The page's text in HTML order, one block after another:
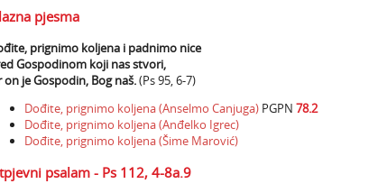
pjesma
prignimo koljena i padnimo nice
Gospodinom koji nas stvori,
on je Gospodin, Bog naš.(Ps 95, 6-7)
Dođite, prignimo koljena (Anselmo Canjuga) PGPN 78.2
Dođite, prignimo koljena (Anđelko Igrec)
Dođite, prignimo koljena (Šime Marović)
psalam - Ps 112, 4-8a.9